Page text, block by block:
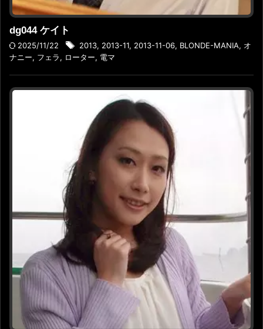
dg044 ケイト
2025/11/22 2013, 2013-11, 2013-11-06, BLONDE-MANIA, オ
ナニー, フェラ, ローター, 電マ